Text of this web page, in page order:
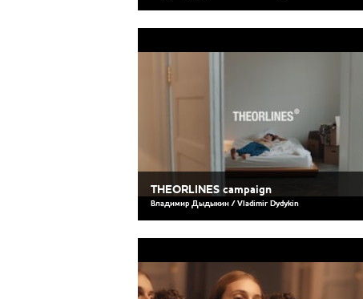
THEORLINES campaign
Владимир Дыдыкин / Vladimir Dydykin